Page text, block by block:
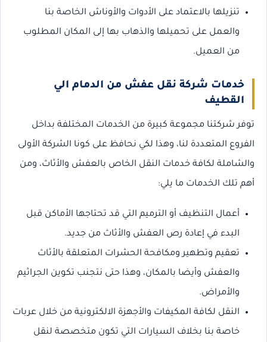
تنزيلها بالاعتماد على الأدوات والأوناش الخاصة بنا
والعمل على تحميلها والذهاب بها إلى المكان المطلوب
من العميل.
خدمات شركة نقل عفش من الدمام الي
القطيف
توفر شركتنا مجموعة كبيرة من الخدمات المختلفة بداخل
الفروع المتعددة لنا، وهذا لكي نحافظ على كونا الشركة الأولى
والشاملة لكافة خدمات النقل الخاص بالعفش والأثاث، ومن
أهم تلك الخدمات ما يلي:
أعمال التنظيف أو الترميم التي قد تحتاجها الأماكن قبل
البدء في إعادة رص العفش والأثاث من جديد.
تعقيم وتطهير ومكافحة الحشرات المتعلقة بالأثاث
والعفش وأيضا بالمكان، وهذا حتى نتجنب تكوين الجراثيم
والأمراض.
النقل لكافة المكيفات والأجهزة الالكترونية من خلال عربات
خاصة بنا بخلاف السيارات التي تكون متخصصة لنقل